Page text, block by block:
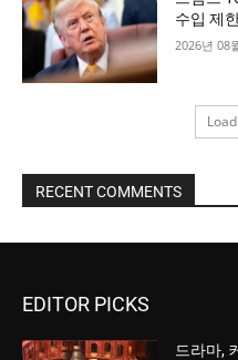
수입 제
2026년 08
RECENT COMMENTS
EDITOR PICKS
드라마,